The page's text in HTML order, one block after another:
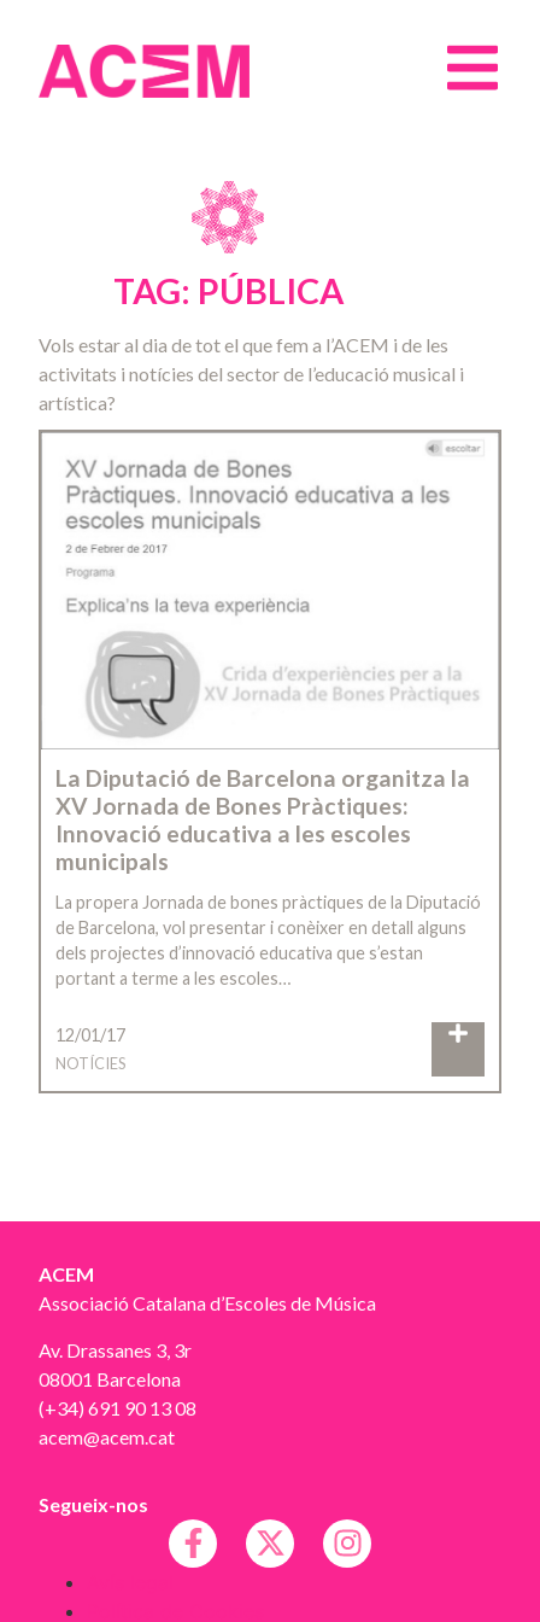
TAG: PÚBLICA
Vols estar al dia de tot el que fem a l’ACEM i de les
activitats i notícies del sector de l’educació musical i
artística?
La Diputació de Barcelona organitza la
XV Jornada de Bones Pràctiques:
Innovació educativa a les escoles
municipals
La propera Jornada de bones pràctiques de la Diputació
de Barcelona, vol presentar i conèixer en detall alguns
dels projectes d’innovació educativa que s’estan
portant a terme a les escoles…
12/01/17
NOTÍCIES
ACEM
Associació Catalana d’Escoles de Música
Av. Drassanes 3, 3r
08001 Barcelona
(+34) 691 90 13 08
acem@acem.cat
Segueix-nos